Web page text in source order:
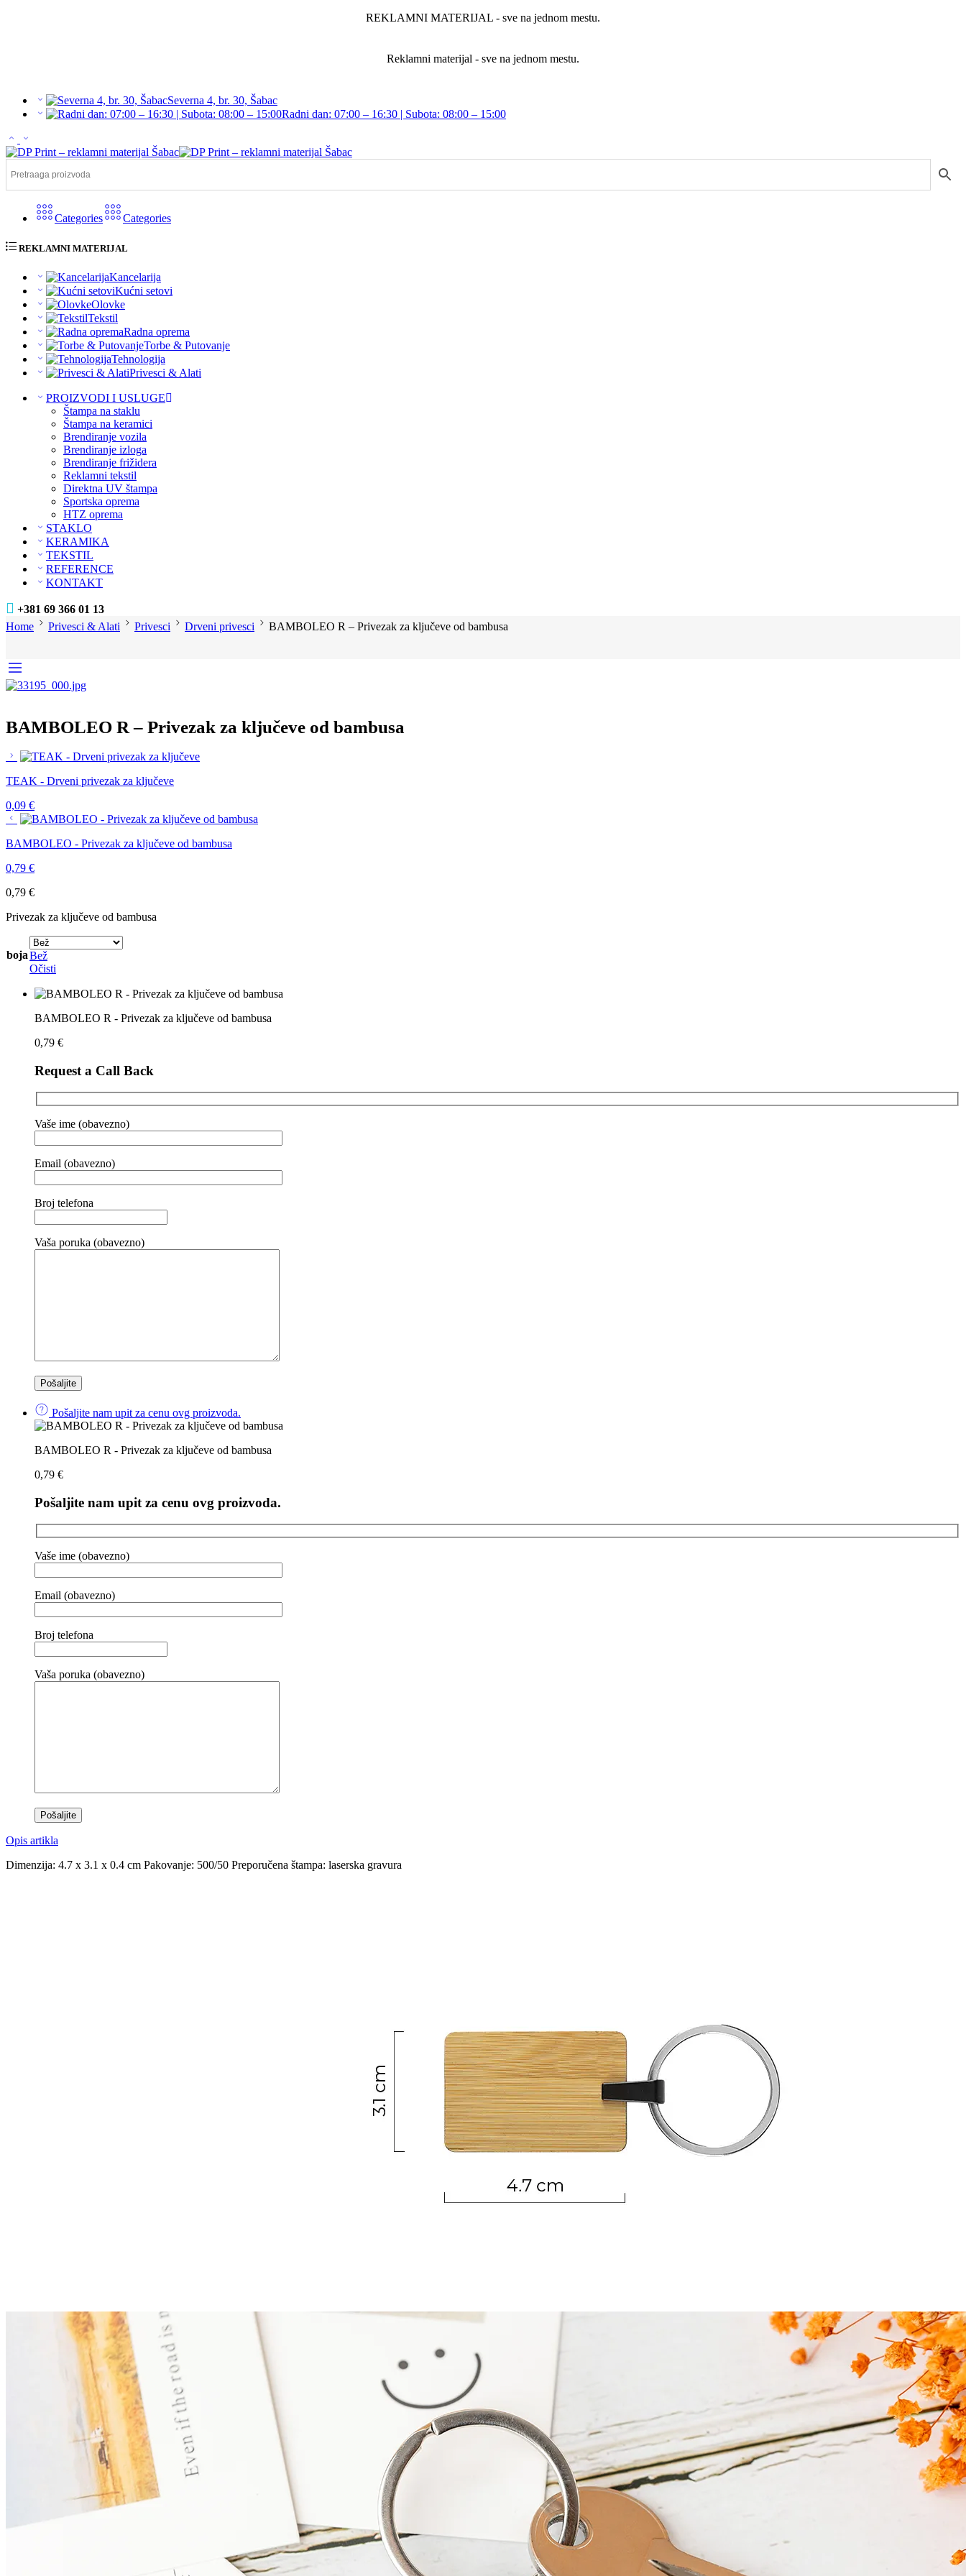
REKLAMNI MATERIJAL - sve na jednom mestu.
Reklamni materijal - sve na jednom mestu.
Severna 4, br. 30, Šabac
Radni dan: 07:00 – 16:30 | Subota: 08:00 – 15:00
Categories Categories
REKLAMNI MATERIJAL
Kancelarija
Kućni setovi
Olovke
Tekstil
Radna oprema
Torbe & Putovanje
Tehnologija
Privesci & Alati
PROIZVODI I USLUGE
Štampa na staklu
Štampa na keramici
Brendiranje vozila
Brendiranje izloga
Brendiranje frižidera
Reklamni tekstil
Direktna UV štampa
Sportska oprema
HTZ oprema
STAKLO
KERAMIKA
TEKSTIL
REFERENCE
KONTAKT
+381 69 366 01 13
Home
Privesci & Alati Privesci Drveni privesci BAMBOLEO R – Privezak za ključeve od bambusa
BAMBOLEO R – Privezak za ključeve od bambusa
TEAK - Drveni privezak za ključeve
0,09 €
BAMBOLEO - Privezak za ključeve od bambusa
0,79 €
0,79 €
Privezak za ključeve od bambusa
bojaBež
Očisti
BAMBOLEO R - Privezak za ključeve od bambusa
0,79 €
Request a Call Back
Vaše ime (obavezno)
Email (obavezno)
Broj telefona
Vaša poruka (obavezno)
Pošaljite nam upit za cenu ovg proizvoda.
BAMBOLEO R - Privezak za ključeve od bambusa
0,79 €
Pošaljite nam upit za cenu ovg proizvoda.
Vaše ime (obavezno)
Email (obavezno)
Broj telefona
Vaša poruka (obavezno)
Opis artikla
Dimenzija: 4.7 x 3.1 x 0.4 cm Pakovanje: 500/50 Preporučena štampa: laserska gravura